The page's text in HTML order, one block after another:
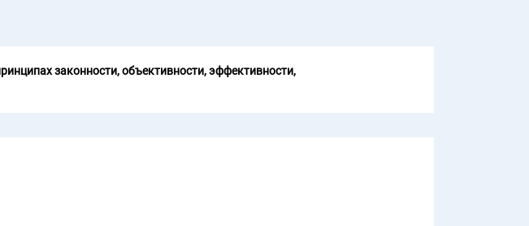
законности, объективности, эффективности,